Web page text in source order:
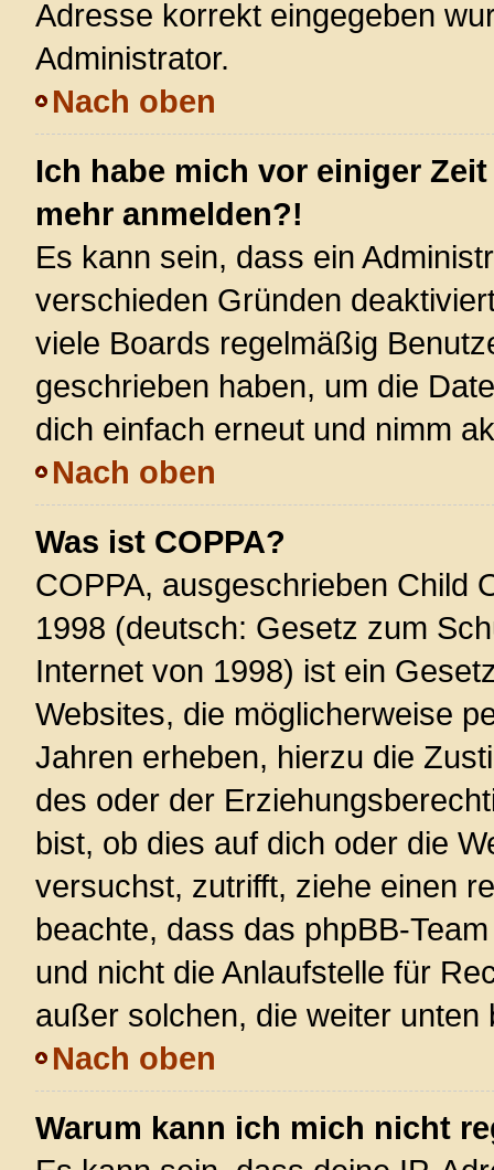
Adresse korrekt eingegeben
Administrator.
Nach oben
Ich habe mich vor einiger
mehr anmelden?!
Es kann sein, dass ein
verschieden Gründen
viele Boards regelmäßig
geschrieben haben, um die
dich einfach erneut und nimm
Nach oben
Was ist COPPA?
COPPA, ausgeschrieben Child
1998 (deutsch: Gesetz zum
Internet von 1998) ist ein
Websites, die möglicherweise
Jahren erheben, hierzu die
des oder der
bist, ob dies auf dich oder die
versuchst, zutrifft, ziehe einen
beachte, dass das phpBB-
und nicht die Anlaufstelle für
außer solchen, die weiter unten
Nach oben
Warum kann ich mich nicht